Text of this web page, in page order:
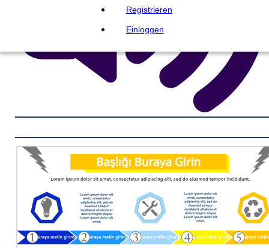
Registrieren
Einloggen